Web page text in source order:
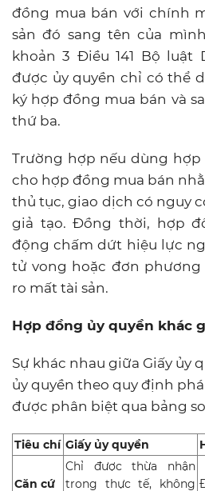
đồng mua bán với chính
sản đó sang tên của
khoản 3 Điều 141 Bộ luật
được ủy quyền chỉ có thể
ký hợp đồng mua bán và
thứ ba.
Trường hợp nếu dùng
cho hợp đồng mua bán
thủ tục, giao dịch có nguy
giả tạo. Đồng thời, hợp
động chấm dứt hiệu lực
tử vong hoặc đơn phương
ro mất tài sản.
Hợp đồng ủy quyền khác
Sự khác nhau giữa Giấy ủy
ủy quyền theo quy định
được phân biệt qua bảng
Tiêu chí Giấy ủy quyền
Căn cứ
Chỉ được thừa nhận
trong thực tế, không